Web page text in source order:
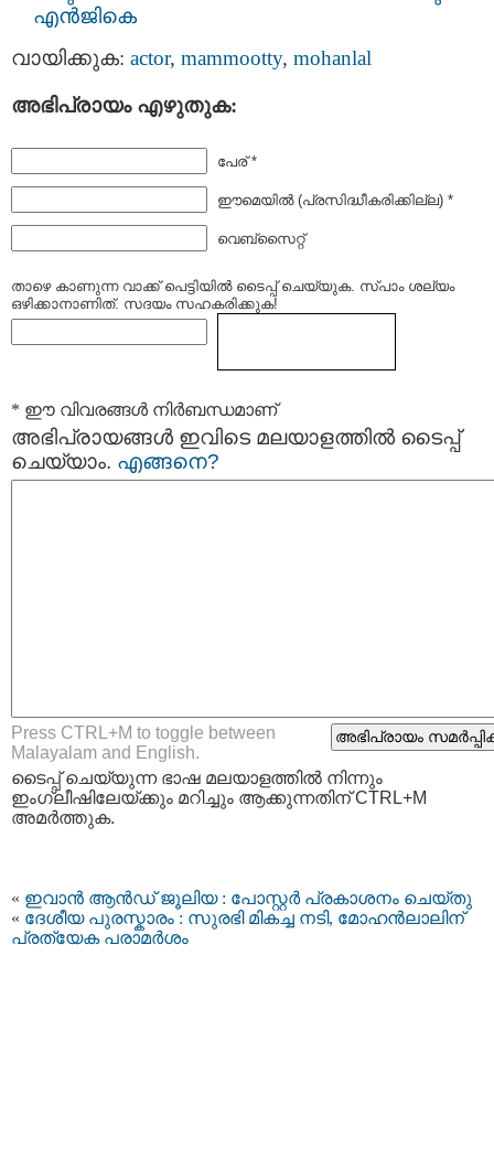
എന്‍ജികെ
വായിക്കുക: actor, mammootty, mohanlal
അഭിപ്രായം എഴുതുക:
പേര് *
ഈമെയില്‍ (പ്രസിദ്ധീകരിക്കില്ല) *
വെബ്സൈറ്റ്
താഴെ കാണുന്ന വാക്ക് പെട്ടിയില്‍ ടൈപ്പ്‌ ചെയ്യുക. സ്പാം ശല്യം
ഒഴിക്കാനാണിത്. സദയം സഹകരിക്കുക!
* ഈ വിവരങ്ങള്‍ നിര്‍ബന്ധമാണ്
അഭിപ്രായങ്ങള്‍ ഇവിടെ മലയാളത്തില്‍ ടൈപ്പ്
ചെയ്യാം. എങ്ങനെ?
Press CTRL+M to toggle between
Malayalam and English.
ടൈപ്പ്‌ ചെയ്യുന്ന ഭാഷ മലയാളത്തില്‍ നിന്നും
ഇംഗ്ലീഷിലേയ്ക്കും മറിച്ചും ആക്കുന്നതിന് CTRL+M
അമര്‍ത്തുക.
« ഇവാൻ ആൻഡ് ജൂലിയ : പോസ്റ്റർ പ്രകാശനം ചെയ്തു
« ദേശീയ പുരസ്കാരം : സുരഭി മികച്ച നടി, മോഹന്‍ലാലിന്
പ്രത്യേക പരാമര്‍ശം